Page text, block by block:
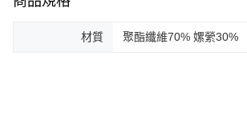
材質 聚酯纖維70% 嫘縈30%